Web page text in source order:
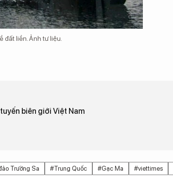
đất liền. Ảnh tư liệu.
biên giới Việt Nam
Trường Sa #Trung Quốc #Gạc Ma #viettimes